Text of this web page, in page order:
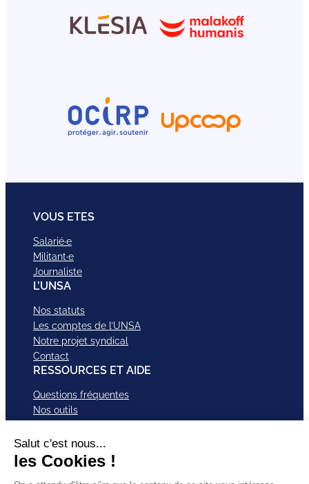
VOUS ETES
Salarié·e
Militant·e
Journaliste
L’UNSA
Nos statuts
Les comptes de l’UNSA
Notre projet syndical
Contact
RESSOURCES ET AIDE
Questions fréquentes
Nos outils
Nos structures et services
Je VEUX Adhérer